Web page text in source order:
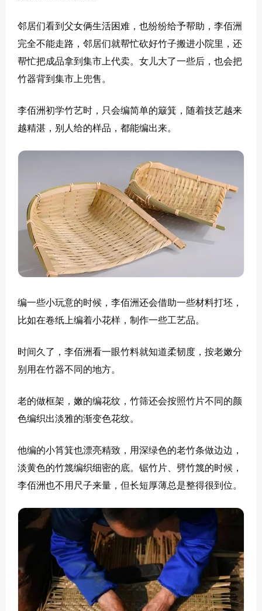
邻居们看到父女俩生活困难，也纷纷给予帮助，李佰洲
完全不能走路，邻居们就帮忙砍好竹子搬进小院里，还
帮忙把成品拿到集市上代卖。女儿大了一些后，也会把
竹器背到集市上兜售。
李佰洲初学竹艺时，只会编简单的簸箕，随着技艺越来
越精湛，别人给的样品，都能编出来。
编一些小玩意的时候，李佰洲还会借助一些材料打坯，
比如在卷纸上编着小花样，制作一些工艺品。
时间久了，李佰洲看一眼竹料就知道柔韧度，按老嫩分
别用在竹器不同的地方。
老的做框架，嫩的编花纹，竹筛还会按照竹片不同的颜
色编织出淡雅的渐变色花纹。
他编的小筲箕也漂亮精致，用深绿色的老竹条做边边，
淡黄色的竹篾编织细密的底。锯竹片、劈竹篾的时候，
李佰洲也不用尺子来量，但长短厚薄总是整得很到位。